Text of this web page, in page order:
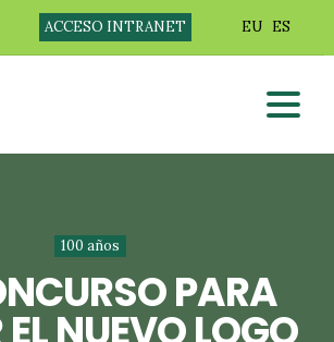
ACCESO INTRANET EU ES
100 años
PARA